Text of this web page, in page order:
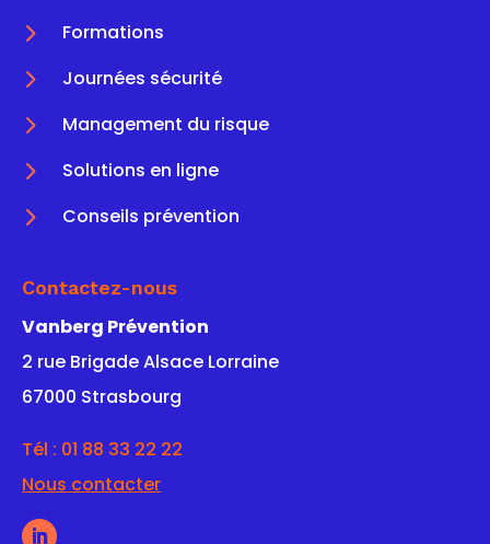
5 Formations
5 Journées sécurité
5 Management du risque
5 Solutions en ligne
5 Conseils prévention
Contactez-nous
Vanberg Prévention
2 rue Brigade Alsace Lorraine
67000 Strasbourg
Tél : 01 88 33 22 22
Nous contacter